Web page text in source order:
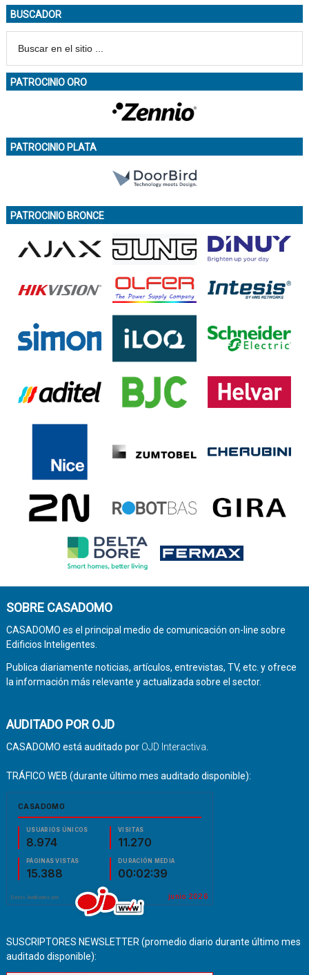
BUSCADOR
PATROCINIO ORO
PATROCINIO PLATA
PATROCINIO BRONCE
SOBRE CASADOMO
CASADOMO es el principal medio de comunicación on-line sobre
Edificios Inteligentes.
Publica diariamente noticias, artículos, entrevistas, TV, etc. y ofrece
la información más relevante y actualizada sobre el sector.
AUDITADO POR OJD
CASADOMO está auditado por OJD Interactiva.
TRÁFICO WEB (durante último mes auditado disponible):
SUSCRIPTORES NEWSLETTER (promedio diario durante último mes
auditado disponible):